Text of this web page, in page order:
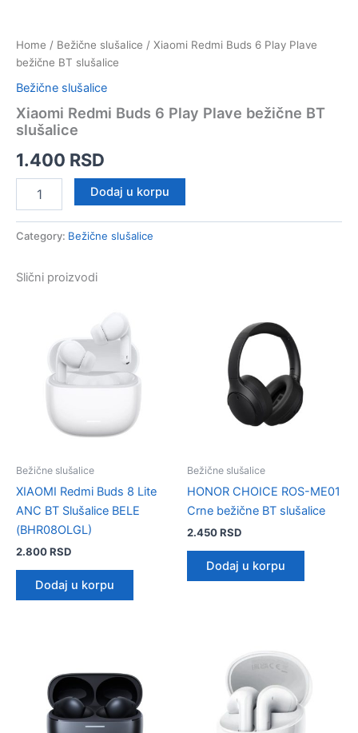
Home / Bežične slušalice / Xiaomi Redmi Buds 6 Play Plave
bežične BT slušalice
Bežične slušalice
Xiaomi Redmi Buds 6 Play Plave bežične BT
slušalice
1.400 RSD
Redmi
6
bežične
Dodaj u korpu
Category: Bežične slušalice
Slični proizvodi
Bežične slušalice
XIAOMI Redmi Buds 8 Lite
ANC BT Slušalice BELE
(BHR08OLGL)
2.800RSD
Dodaj u korpu
Bežične slušalice
HONOR CHOICE ROS-ME01
Crne bežične BT slušalice
2.450RSD
Dodaj u korpu